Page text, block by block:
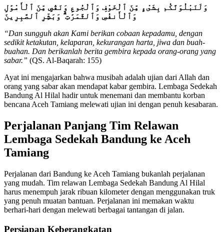
وَلَنَبْلُوَنَّكُم بِشَىْءٍ مِّنَ ٱلْخَوْفِ وَٱلْجُوعِ وَنَقْصٍ مِّنَ ٱلْأَمْوَٰلِ
وَٱلْأَنفُسِ وَٱلثَّمَرَٰتِ ۗ وَبَشِّرِ ٱلصَّٰبِرِينَ
“Dan sungguh akan Kami berikan cobaan kepadamu, dengan
sedikit ketakutan, kelaparan, kekurangan harta, jiwa dan buah-
buahan. Dan berikanlah berita gembira kepada orang-orang yang
sabar.” (QS. Al-Baqarah: 155)
Ayat ini mengajarkan bahwa musibah adalah ujian dari Allah dan
orang yang sabar akan mendapat kabar gembira. Lembaga Sedekah
Bandung Al Hilal hadir untuk menemani dan membantu korban
bencana Aceh Tamiang melewati ujian ini dengan penuh kesabaran.
Perjalanan Panjang Tim Relawan
Lembaga Sedekah Bandung ke Aceh
Tamiang
Perjalanan dari Bandung ke Aceh Tamiang bukanlah perjalanan
yang mudah. Tim relawan Lembaga Sedekah Bandung Al Hilal
harus menempuh jarak ribuan kilometer dengan menggunakan truk
yang penuh muatan bantuan. Perjalanan ini memakan waktu
berhari-hari dengan melewati berbagai tantangan di jalan.
Persiapan Keberangkatan